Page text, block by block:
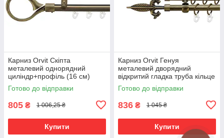
Карниз Orvit Скіпта
металевий однорядний
циліндр+профіль (16 см)
профільна труба Антик 19 мм
200 см (7218058)
Готово до відправки
805 ₴ 1 006,25 ₴
Купити
Карниз Orvit Генуя
металевий дворядний
відкритий гладка труба кільце
металеве Антик 16\16 мм 200
см (7318533)
Готово до відправки
836 ₴ 1 045 ₴
Купити